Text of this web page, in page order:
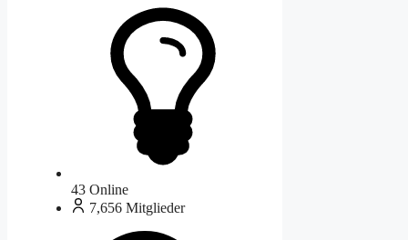
43 Online
7,656 Mitglieder